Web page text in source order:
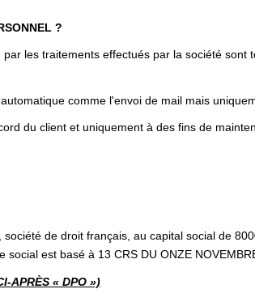
?
les traitements effectués par la société
comme l'envoi de mail mais
du client et uniquement à des fins de
de droit français, au capital social de
est basé à 13 CRS DU ONZE
APRÈS « DPO »)